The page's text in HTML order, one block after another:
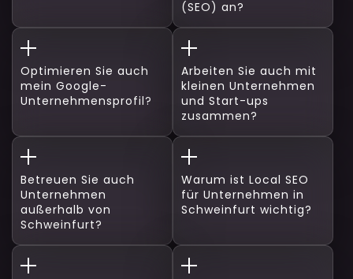
(SEO) an?
Optimieren Sie auch
mein Google-
Unternehmensprofil?
Arbeiten Sie auch mit
kleinen Unternehmen
und Start-ups
zusammen?
Betreuen Sie auch
Unternehmen
außerhalb von
Schweinfurt?
Warum ist Local SEO
für Unternehmen in
Schweinfurt wichtig?